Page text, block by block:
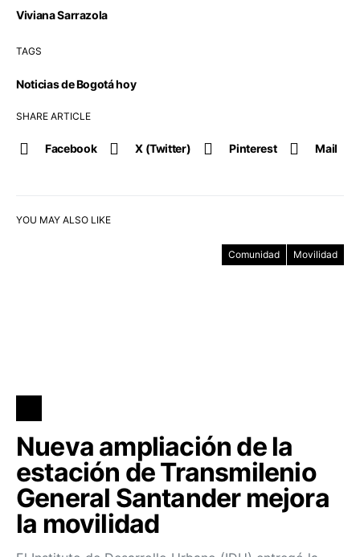
Viviana Sarrazola
TAGS
Noticias de Bogotá hoy
SHARE ARTICLE
Facebook X (Twitter) Pinterest Mail
YOU MAY ALSO LIKE
Comunidad Movilidad
Nueva ampliación de la
estación de Transmilenio
General Santander mejora
la movilidad